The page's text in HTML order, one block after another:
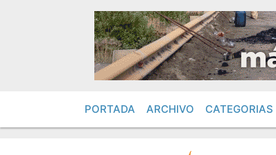
PORTADA ARCHIVO CATEGORIAS